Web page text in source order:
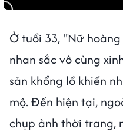
Ở tuổi 33, "Nữ
nhan sắc vô cùng
sản khổng lồ khiến
mộ. Đến hiện tại,
chụp ảnh thời trang,